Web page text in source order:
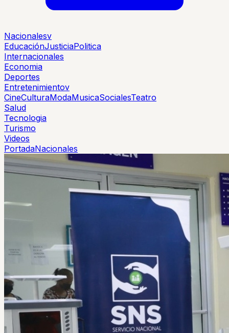
Nacionalesv
EducaciónJusticiaPolitica
Internacionales
Economia
Deportes
Entretenimientov
CineCulturaModaMusicaSocialesTeatro
Salud
Tecnologia
Turismo
Videos
PortadaNacionales